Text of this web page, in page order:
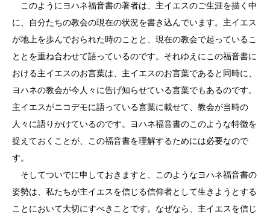
このようにヨハネ福音書の著者は、主イエスのご生涯を描く中
に、自分たちの教会の現在の状況を書き込んでいます。主イエス
が地上を歩んでおられた時のことと、現在の教会で起っているこ
ととを重ね合わせて語っているのです。それゆえにこの福音書に
おける主イエスのお言葉は、主イエスのお言葉であると同時に、
ヨハネの教会が今人々に告げ知らせている言葉でもあるのです。
主イエスがニコデモに語っている言葉に載せて、教会が当時の
人々に語りかけているのです。ヨハネ福音書のこのような特徴を
捉えておくことが、この福音書を理解するためには必要なので
す。
そしてついでに申しておきますと、このようなヨハネ福音書の
姿勢は、私たちが主イエスを信じる信仰者として生きようとする
ことにおいて大切にすべきことです。なぜなら、主イエスを信じ